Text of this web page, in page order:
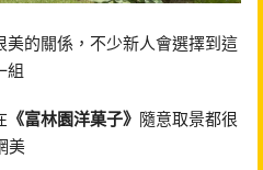
美的關係，不少新人會選擇到這
組
《富林園洋菓子》 隨意取景都很
美